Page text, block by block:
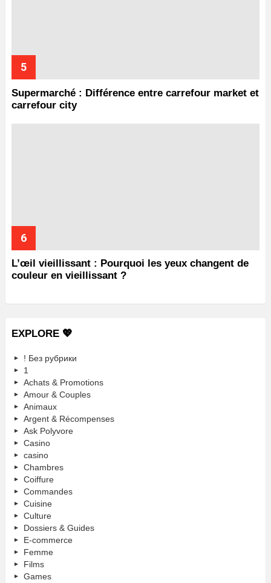
Supermarché : Différence entre carrefour market et
carrefour city
L’œil vieillissant : Pourquoi les yeux changent de
couleur en vieillissant ?
EXPLORE 💖
! Без рубрики
1
Achats & Promotions
Amour & Couples
Animaux
Argent & Récompenses
Ask Polyvore
Casino
casino
Chambres
Coiffure
Commandes
Cuisine
Culture
Dossiers & Guides
E-commerce
Femme
Films
Games